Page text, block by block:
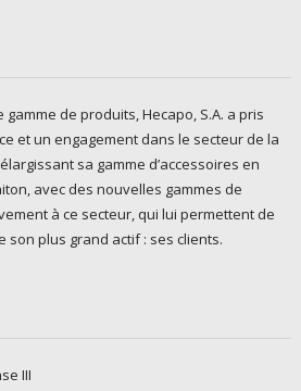
gamme de produits, Hecapo, S.A. a pris
et un engagement dans le secteur de la
sa gamme d’accessoires en
avec des nouvelles gammes de
à ce secteur, qui lui permettent de
plus grand actif : ses clients.
III